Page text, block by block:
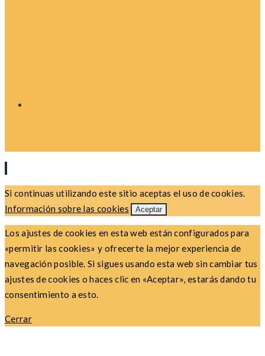
Si continuas utilizando este sitio aceptas el uso de cookies.
Información sobre las cookies
Aceptar
Los ajustes de cookies en esta web están configurados para
«permitir las cookies» y ofrecerte la mejor experiencia de
navegación posible. Si sigues usando esta web sin cambiar tus
ajustes de cookies o haces clic en «Aceptar», estarás dando tu
consentimiento a esto.
Cerrar